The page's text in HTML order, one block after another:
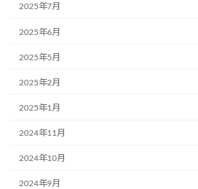
2025年7月
2025年6月
2025年5月
2025年2月
2025年1月
2024年11月
2024年10月
2024年9月